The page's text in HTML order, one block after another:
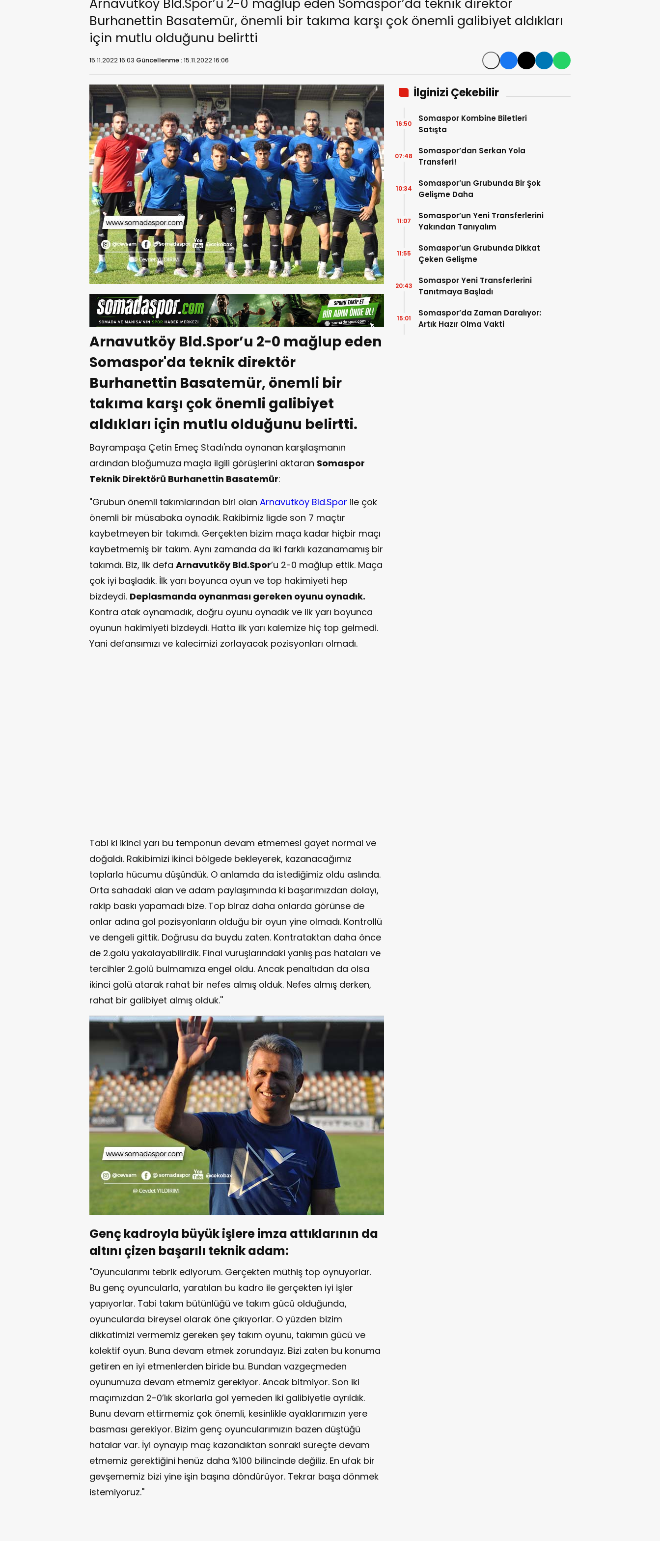
Arnavutköy Bld.Spor’u 2-0 mağlup eden Somaspor’da teknik direktör
Burhanettin Basatemür, önemli bir takıma karşı çok önemli galibiyet aldıkları
için mutlu olduğunu belirtti
15.11.2022 16:03 Güncellenme :15.11.2022 16:06
Arnavutköy Bld.Spor’u 2-0 mağlup eden
Somaspor'da teknik direktör
Burhanettin Basatemür, önemli bir
takıma karşı çok önemli galibiyet
aldıkları için mutlu olduğunu belirtti.
Bayrampaşa Çetin Emeç Stadı'nda oynanan karşılaşmanın
ardından bloğumuza maçla ilgili görüşlerini aktaran Somaspor
Teknik Direktörü Burhanettin Basatemür:
"Grubun önemli takımlarından biri olan Arnavutköy Bld.Spor ile çok
önemli bir müsabaka oynadık. Rakibimiz ligde son 7 maçtır
kaybetmeyen bir takımdı. Gerçekten bizim maça kadar hiçbir maçı
kaybetmemiş bir takım. Aynı zamanda da iki farklı kazanamamış bir
takımdı. Biz, ilk defa Arnavutköy Bld.Spor’u 2-0 mağlup ettik. Maça
çok iyi başladık. İlk yarı boyunca oyun ve top hakimiyeti hep
bizdeydi. Deplasmanda oynanması gereken oyunu oynadık.
Kontra atak oynamadık, doğru oyunu oynadık ve ilk yarı boyunca
oyunun hakimiyeti bizdeydi. Hatta ilk yarı kalemize hiç top gelmedi.
Yani defansımızı ve kalecimizi zorlayacak pozisyonları olmadı.
Tabi ki ikinci yarı bu temponun devam etmemesi gayet normal ve
doğaldı. Rakibimizi ikinci bölgede bekleyerek, kazanacağımız
toplarla hücumu düşündük. O anlamda da istediğimiz oldu aslında.
Orta sahadaki alan ve adam paylaşımında ki başarımızdan dolayı,
rakip baskı yapamadı bize. Top biraz daha onlarda görünse de
onlar adına gol pozisyonların olduğu bir oyun yine olmadı. Kontrollü
ve dengeli gittik. Doğrusu da buydu zaten. Kontrataktan daha önce
de 2.golü yakalayabilirdik. Final vuruşlarındaki yanlış pas hataları ve
tercihler 2.golü bulmamıza engel oldu. Ancak penaltıdan da olsa
ikinci golü atarak rahat bir nefes almış olduk. Nefes almış derken,
rahat bir galibiyet almış olduk.''
Genç kadroyla büyük işlere imza attıklarının da
altını çizen başarılı teknik adam:
''Oyuncularımı tebrik ediyorum. Gerçekten müthiş top oynuyorlar.
Bu genç oyuncularla, yaratılan bu kadro ile gerçekten iyi işler
yapıyorlar. Tabi takım bütünlüğü ve takım gücü olduğunda,
oyuncularda bireysel olarak öne çıkıyorlar. O yüzden bizim
dikkatimizi vermemiz gereken şey takım oyunu, takımın gücü ve
kolektif oyun. Buna devam etmek zorundayız. Bizi zaten bu konuma
getiren en iyi etmenlerden biride bu. Bundan vazgeçmeden
oyunumuza devam etmemiz gerekiyor. Ancak bitmiyor. Son iki
maçımızdan 2-0’lık skorlarla gol yemeden iki galibiyetle ayrıldık.
Bunu devam ettirmemiz çok önemli, kesinlikle ayaklarımızın yere
basması gerekiyor. Bizim genç oyuncularımızın bazen düştüğü
hatalar var. İyi oynayıp maç kazandıktan sonraki süreçte devam
etmemiz gerektiğini henüz daha %100 bilincinde değiliz. En ufak bir
gevşememiz bizi yine işin başına döndürüyor. Tekrar başa dönmek
istemiyoruz.''
İlginizi Çekebilir
Somaspor Kombine Biletleri
Satışta
16:50
Somaspor’dan Serkan Yola
Transferi!
07:48
Somaspor’un Grubunda Bir Şok
Gelişme Daha
10:34
Somaspor’un Yeni Transferlerini
Yakından Tanıyalım
11:07
Somaspor’un Grubunda Dikkat
Çeken Gelişme
11:55
Somaspor Yeni Transferlerini
Tanıtmaya Başladı
20:43
Somaspor’da Zaman Daralıyor:
Artık Hazır Olma Vakti
15:01